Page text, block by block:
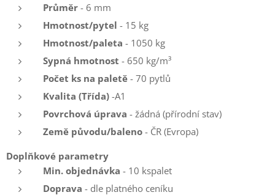
Průměr - 6 mm
Hmotnost/pytel - 15 kg
Hmotnost/paleta - 1050 kg
Sypná hmotnost - 650 kg/m³
Počet ks na paletě - 70 pytlů
Kvalita (Třída) -A1
Povrchová úprava - žádná (přírodní stav)
Země původu/baleno - ČR (Evropa)
Doplňkové parametry
Min. objednávka - 10 kspalet
Doprava - dle platného ceníku